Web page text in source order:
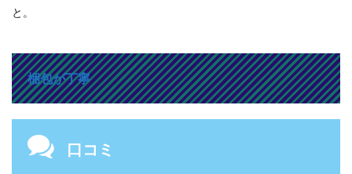
と。
梱包が丁寧
口コミ